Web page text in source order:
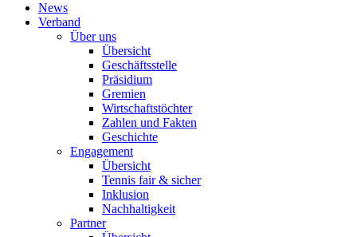
News
Verband
Über uns
Übersicht
Geschäftsstelle
Präsidium
Gremien
Wirtschaftstöchter
Zahlen und Fakten
Geschichte
Engagement
Übersicht
Tennis fair & sicher
Inklusion
Nachhaltigkeit
Partner